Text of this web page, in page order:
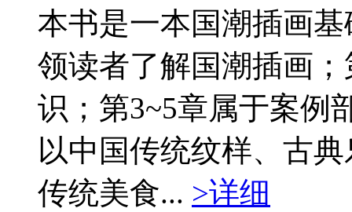
本书是一本国潮插画
领读者了解国潮插画
识；第3~5章属于案例
以中国传统纹样、古
传统美食... >详细